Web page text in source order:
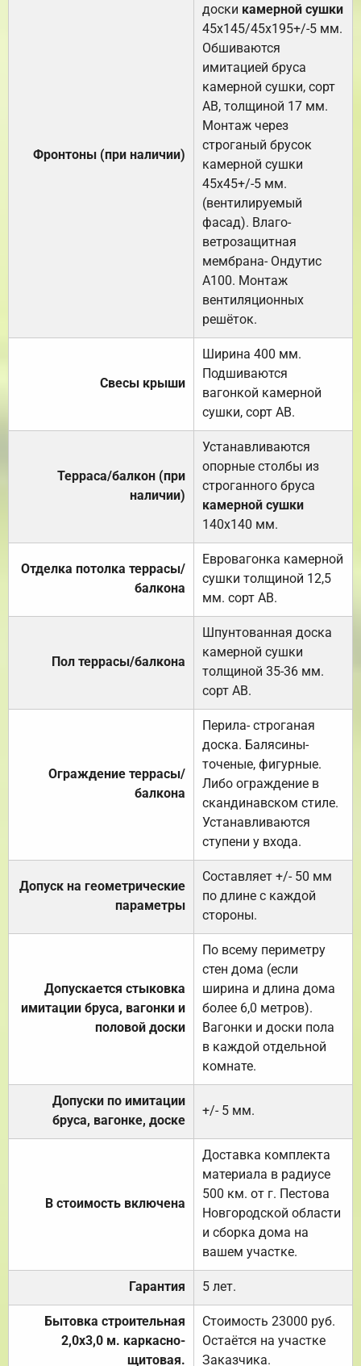
Фронтоны (при наличии)
доски камерной сушки
45х145/45х195+/-5 мм.
Обшиваются
имитацией бруса
камерной сушки, сорт
АВ, толщиной 17 мм.
Монтаж через
строганый брусок
камерной сушки
45х45+/-5 мм.
(вентилируемый
фасад). Влаго-
ветрозащитная
мембрана- Ондутис
А100. Монтаж
вентиляционных
решёток.
Свесы крыши
Ширина 400 мм.
Подшиваются
вагонкой камерной
сушки, сорт АВ.
Терраса/балкон (при
наличии)
Устанавливаются
опорные столбы из
строганного бруса
камерной сушки
140х140 мм.
Отделка потолка террасы/
балкона
Евровагонка камерной
сушки толщиной 12,5
мм. сорт АВ.
Пол террасы/балкона
Шпунтованная доска
камерной сушки
толщиной 35-36 мм.
сорт АВ.
Ограждение террасы/
балкона
Перила- строганая
доска. Балясины-
точеные, фигурные.
Либо ограждение в
скандинавском стиле.
Устанавливаются
ступени у входа.
Допуск на геометрические
параметры
Составляет +/- 50 мм
по длине с каждой
стороны.
Допускается стыковка
имитации бруса, вагонки и
половой доски
По всему периметру
стен дома (если
ширина и длина дома
более 6,0 метров).
Вагонки и доски пола
в каждой отдельной
комнате.
Допуски по имитации
бруса, вагонке, доске
+/- 5 мм.
В стоимость включена
Доставка комплекта
материала в радиусе
500 км. от г. Пестова
Новгородской области
и сборка дома на
вашем участке.
Гарантия 5 лет.
Бытовка строительная
2,0х3,0 м. каркасно-
щитовая.
Стоимость 23000 руб.
Остаётся на участке
Заказчика.